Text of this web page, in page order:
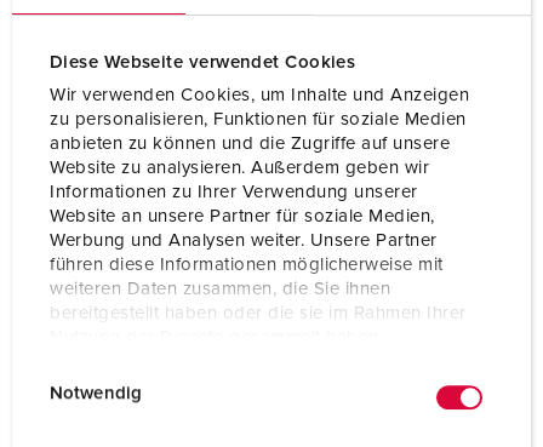
Diese Webseite verwendet Cookies
Wir verwenden Cookies, um Inhalte und Anzeigen
zu personalisieren, Funktionen für soziale Medien
anbieten zu können und die Zugriffe auf unsere
Website zu analysieren. Außerdem geben wir
Informationen zu Ihrer Verwendung unserer
Website an unsere Partner für soziale Medien,
Werbung und Analysen weiter. Unsere Partner
führen diese Informationen möglicherweise mit
weiteren Daten zusammen, die Sie ihnen
bereitgestellt haben oder die sie im Rahmen Ihrer
Notwendig
Indice de protection
Sécurité enfants
262 g
Certification de conformité EAC